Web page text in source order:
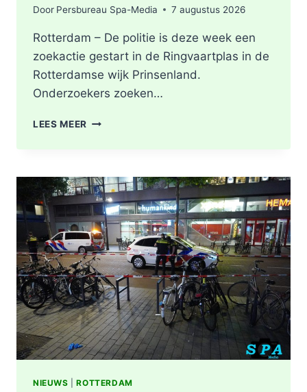
Door Persbureau Spa-Media 7 augustus 2026
Rotterdam – De politie is deze week een
zoekactie gestart in de Ringvaartplas in de
Rotterdamse wijk Prinsenland.
Onderzoekers zoeken…
LEES MEER POLITIE
VUURWAPEN
UIT
MOORDONDERZOEK
NIEUWS |ROTTERDAM